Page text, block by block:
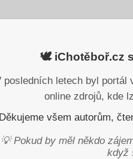
🕊️ iChotěboř.cz
posledních letech byl portál
online zdrojů, kde
Děkujeme všem autorům,
💡 Pokud by měl někdo
když